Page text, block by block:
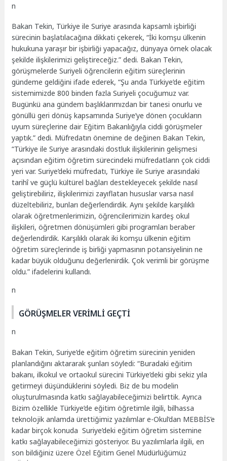
n
Bakan Tekin, Türkiye ile Suriye arasında kapsamlı işbirliği
sürecinin başlatılacağına dikkati çekerek, “İki komşu ülkenin
hukukuna yaraşır bir işbirliği yapacağız, dünyaya örnek olacak
şekilde ilişkilerimizi geliştireceğiz.” dedi. Bakan Tekin,
görüşmelerde Suriyeli öğrencilerin eğitim süreçlerinin
gündeme geldiğini ifade ederek, “Şu anda Türkiye’de eğitim
sistemimizde 800 binden fazla Suriyeli çocuğumuz var.
Bugünkü ana gündem başlıklarımızdan bir tanesi onurlu ve
gönüllü geri dönüş kapsamında Suriye’ye dönen çocukların
uyum süreçlerine dair Eğitim Bakanlığıyla ciddi görüşmeler
yaptık.” dedi. Müfredatın önemine de değinen Bakan Tekin,
“Türkiye ile Suriye arasındaki dostluk ilişkilerinin gelişmesi
açısından eğitim öğretim sürecindeki müfredatların çok ciddi
yeri var. Suriye’deki müfredatı, Türkiye ile Suriye arasındaki
tarihî ve güçlü kültürel bağları destekleyecek şekilde nasıl
geliştirebiliriz, ilişkilerimizi zayıflatan hususlar varsa nasıl
düzeltebiliriz, bunları değerlendirdik. Aynı şekilde karşılıklı
olarak öğretmenlerimizin, öğrencilerimizin kardeş okul
ilişkileri, öğretmen dönüşümleri gibi programları beraber
değerlendirdik. Karşılıklı olarak iki komşu ülkenin eğitim
öğretim süreçlerinde iş birliği yapmasının potansiyelinin ne
kadar büyük olduğunu değerlenirdik. Çok verimli bir görüşme
oldu.” ifadelerini kullandı.
n
GÖRÜŞMELER VERİMLİ GEÇTİ
n
Bakan Tekin, Suriye’de eğitim öğretim sürecinin yeniden
planlandığını aktararak şunları söyledi: “Buradaki eğitim
bakanı, ilkokul ve ortaokul sürecini Türkiye’deki gibi sekiz yıla
getirmeyi düşündüklerini söyledi. Biz de bu modelin
oluşturulmasında katkı sağlayabileceğimizi belirttik. Ayrıca
Bizim özellikle Türkiye’de eğitim öğretimle ilgili, bilhassa
teknolojik anlamda ürettiğimiz yazılımlar e-Okul’dan MEBBİS’e
kadar birçok konuda Suriye’deki eğitim öğretim sistemine
katkı sağlayabileceğimizi gösteriyor. Bu yazılımlarla ilgili, en
son bildiğiniz üzere Özel Eğitim Genel Müdürlüğümüz